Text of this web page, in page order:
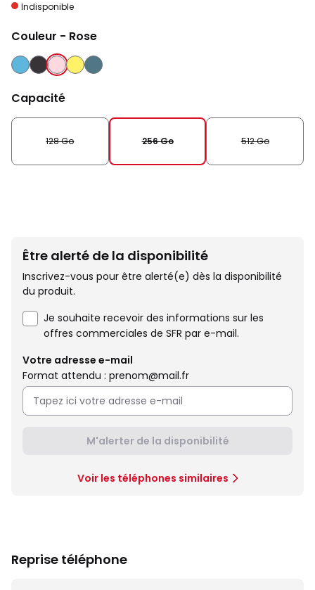
Indisponible
Couleur - Rose
BLEU NOIR ROSE JAUNE
Capacité
128 Go 256 Go 512 Go
Être alerté de la disponibilité
Inscrivez-vous pour être alerté(e) dès la disponibilité
du produit.
Je souhaite recevoir des informations sur les
offres commerciales de SFR par e-mail.
Votre adresse e-mail
Format attendu : prenom@mail.fr
M'alerter de la disponibilité
Voir les téléphones similaires
Reprise téléphone